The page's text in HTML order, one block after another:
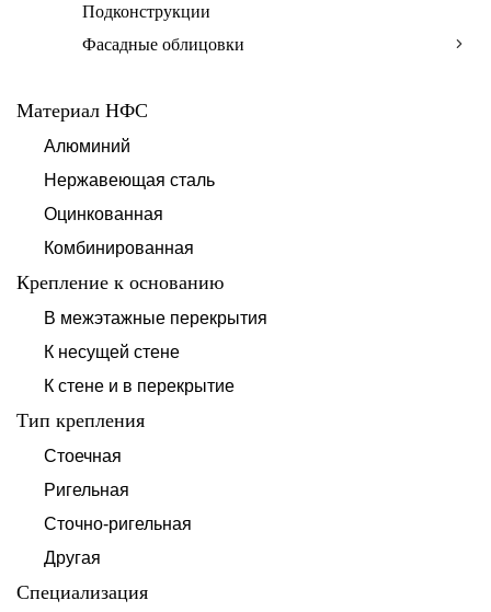
Подконструкции
Фасадные облицовки
Материал НФС
Алюминий
Нержавеющая сталь
Оцинкованная
Комбинированная
Крепление к основанию
В межэтажные перекрытия
К несущей стене
К стене и в перекрытие
Тип крепления
Стоечная
Ригельная
Сточно-ригельная
Другая
Специализация